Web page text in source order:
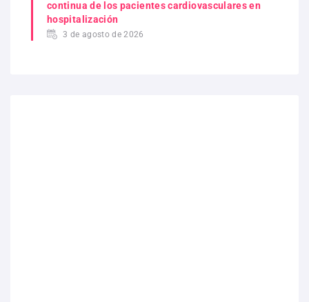
continua de los pacientes cardiovasculares en
hospitalización
3 de agosto de 2026